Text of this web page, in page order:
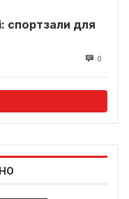
спортзали для
0